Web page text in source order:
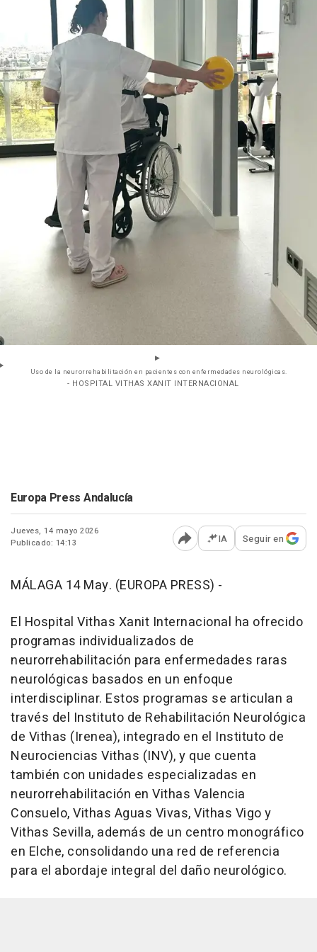
Uso de la neurorrehabilitación en pacientes con enfermedades neurológicas.
- HOSPITAL VITHAS XANIT INTERNACIONAL
Europa Press Andalucía
Jueves, 14 mayo 2026
Publicado: 14:13
Abrir opciones para
IA Seguir en
MÁLAGA 14 May. (EUROPA PRESS) -
El Hospital Vithas Xanit Internacional ha ofrecido
programas individualizados de
neurorrehabilitación para enfermedades raras
neurológicas basados en un enfoque
interdisciplinar. Estos programas se articulan a
través del Instituto de Rehabilitación Neurológica
de Vithas (Irenea), integrado en el Instituto de
Neurociencias Vithas (INV), y que cuenta
también con unidades especializadas en
neurorrehabilitación en Vithas Valencia
Consuelo, Vithas Aguas Vivas, Vithas Vigo y
Vithas Sevilla, además de un centro monográfico
en Elche, consolidando una red de referencia
para el abordaje integral del daño neurológico.